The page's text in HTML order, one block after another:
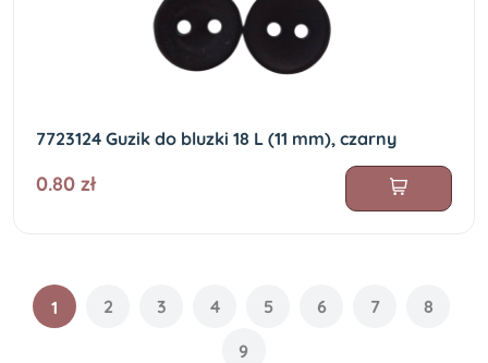
7723124 Guzik do bluzki 18 L (11 mm), czarny
0.80 zł
1 2 3 4 5 6 7 8
9